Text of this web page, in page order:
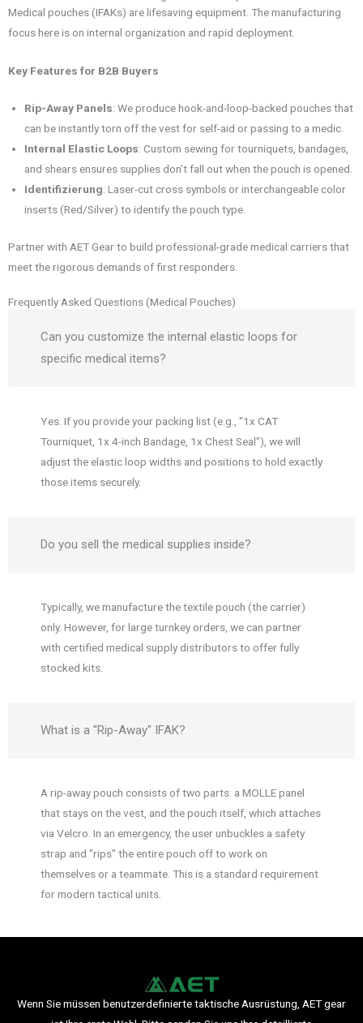
Medical pouches (IFAKs) are lifesaving equipment. The manufacturing
focus here is on internal organization and rapid deployment.
Key Features for B2B Buyers
Rip-Away Panels: We produce hook-and-loop-backed pouches that
can be instantly torn off the vest for self-aid or passing to a medic.
Internal Elastic Loops: Custom sewing for tourniquets, bandages,
and shears ensures supplies don’t fall out when the pouch is opened.
Identifizierung: Laser-cut cross symbols or interchangeable color
inserts (Red/Silver) to identify the pouch type.
Partner with AET Gear to build professional-grade medical carriers that
meet the rigorous demands of first responders.
Frequently Asked Questions (Medical Pouches)
Can you customize the internal elastic loops for
specific medical items?
Yes. If you provide your packing list (e.g., "1x CAT
Tourniquet, 1x 4-inch Bandage, 1x Chest Seal"), we will
adjust the elastic loop widths and positions to hold exactly
those items securely.
Do you sell the medical supplies inside?
Typically, we manufacture the textile pouch (the carrier)
only. However, for large turnkey orders, we can partner
with certified medical supply distributors to offer fully
stocked kits.
What is a "Rip-Away" IFAK?
A rip-away pouch consists of two parts: a MOLLE panel
that stays on the vest, and the pouch itself, which attaches
via Velcro. In an emergency, the user unbuckles a safety
strap and "rips" the entire pouch off to work on
themselves or a teammate. This is a standard requirement
for modern tactical units.
Wenn Sie müssen benutzerdefinierte taktische Ausrüstung, AET gear